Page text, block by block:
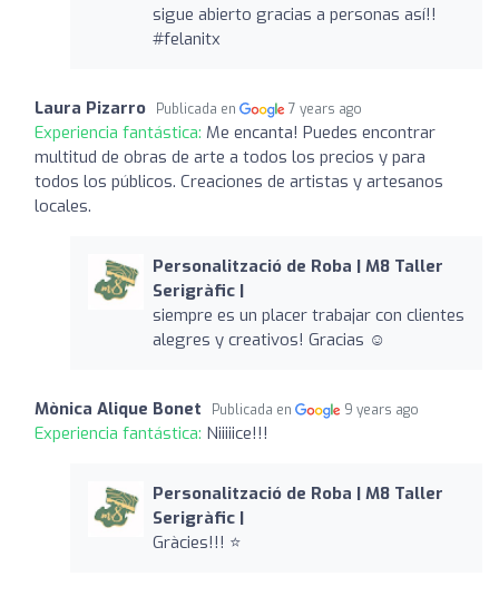
sigue abierto gracias a personas así!!
#felanitx
Laura Pizarro Publicada en 7 years ago
Experiencia fantástica: Me encanta! Puedes encontrar
multitud de obras de arte a todos los precios y para
todos los públicos. Creaciones de artistas y artesanos
locales.
Personalització de Roba | M8 Taller
Serigràfic |
siempre es un placer trabajar con clientes
alegres y creativos! Gracias ☺️
Mònica Alique Bonet Publicada en 9 years ago
Experiencia fantástica: Niiiiice!!!
Personalització de Roba | M8 Taller
Serigràfic |
Gràcies!!! ⭐️